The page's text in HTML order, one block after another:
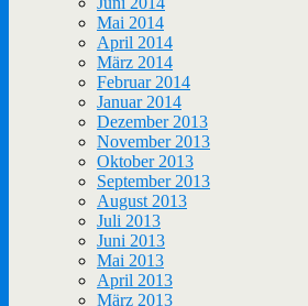
Mai 2014
April 2014
März 2014
Februar 2014
Januar 2014
Dezember 2013
November 2013
Oktober 2013
September 2013
August 2013
Juli 2013
Juni 2013
Mai 2013
April 2013
März 2013